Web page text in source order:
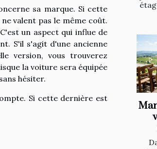
sa marque. Si cette
valent pas le même coût.
un aspect qui influe de
S'il s'agit d'une ancienne
version, vous trouverez
la voiture sera équipée
hésiter.
Si cette dernière est